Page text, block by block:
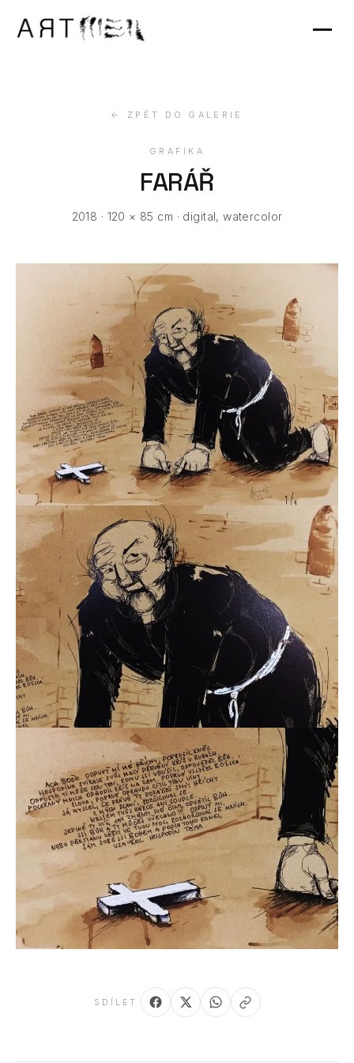
Výstavy
← ZPĚT DO GALERIE
GRAFIKA
FARÁŘ
2018 · 120 × 85 cm · digital, watercolor
SDÍLET